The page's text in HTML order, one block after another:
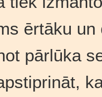
ērtāku
pārlūka